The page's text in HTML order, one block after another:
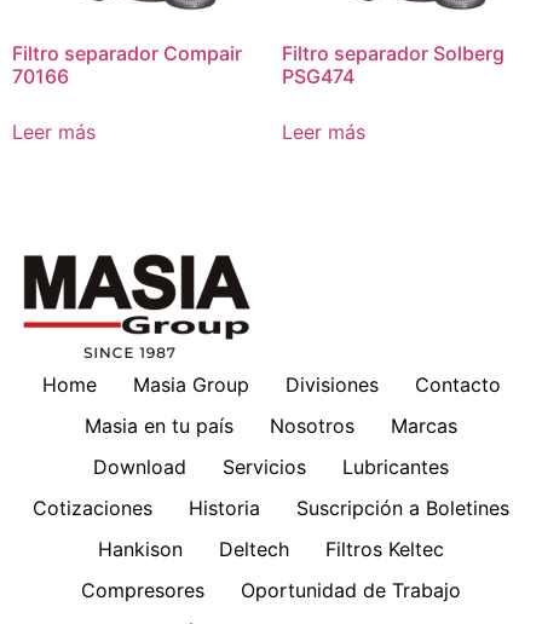
Filtro separador Compair
70166
Leer más
Filtro separador Solberg
PSG474
Leer más
Home Masia Group Divisiones
Contacto
Masia en tu país
Nosotros
Marcas
Download
Servicios
Lubricantes
Cotizaciones
Historia
Suscripción a Boletines
Hankison
Deltech
Filtros Keltec
Compresores
Oportunidad de Trabajo